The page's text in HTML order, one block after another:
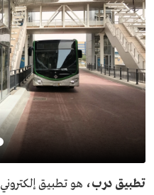
تطبيق درب، هو تطبيق